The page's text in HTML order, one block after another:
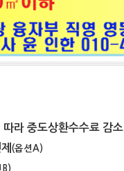
라 중도상환수수료 감소.
(옵션A)
B)